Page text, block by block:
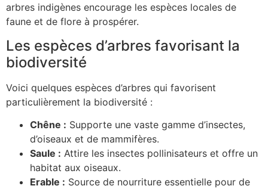
arbres indigènes encourage les espèces locales de
faune et de flore à prospérer.
Les espèces d’arbres favorisant la
biodiversité
Voici quelques espèces d’arbres qui favorisent
particulièrement la biodiversité :
Chêne : Supporte une vaste gamme d’insectes,
d’oiseaux et de mammifères.
Saule : Attire les insectes pollinisateurs et offre un
habitat aux oiseaux.
Erable : Source de nourriture essentielle pour de